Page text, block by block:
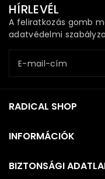
HÍRLEVÉL
A feliratkozás gomb
adatvédelmi
E-mail-cím
RADICAL SHOP
INFORMÁCIÓK
BIZTONSÁGI